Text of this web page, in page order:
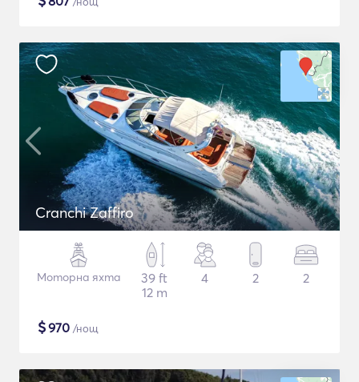
Cranchi Zaffiro
Моторна яхта
39 ft
12 m
4 2 2
$970 /нощ